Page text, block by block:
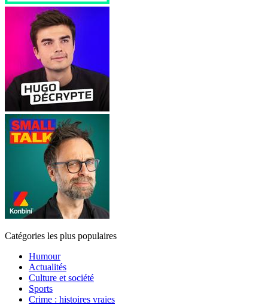
Catégories les plus populaires
Humour
Actualités
Culture et société
Sports
Crime : histoires vraies